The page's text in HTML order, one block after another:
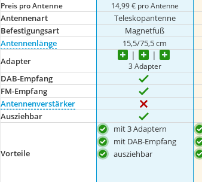
Preis pro Antenne 14,99 € pro Antenne
Antennenart Teleskopantenne
Befestigungsart
Magnetfuß
Antennenlänge
15,5/75,5 cm
Adapter
3 Adapter
DAB-Empfang
FM-Empfang
Antennenverstärker
Ausziehbar
Vorteile
mit 3 Adaptern
mit DAB-Empfang
ausziehbar